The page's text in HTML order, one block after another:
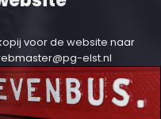
voor de website naar
elst.nl